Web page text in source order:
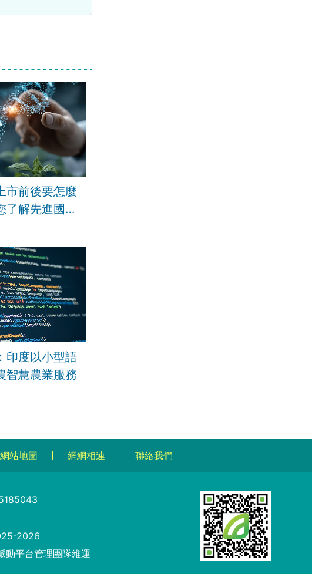
市前後要怎麼
了解先進國家
印度以小型語
智慧農業服務
網站地圖 網網相連 聯絡我們
2026
動平台管理團隊維運